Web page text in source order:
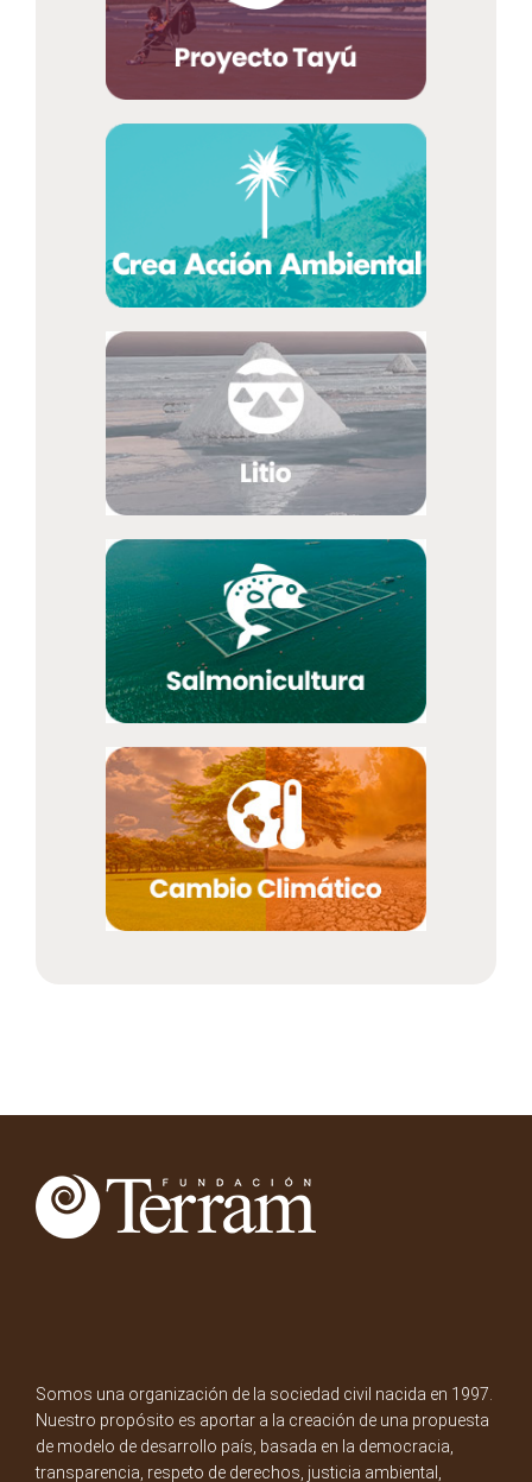
Somos una organización de la sociedad civil nacida en 1997.
Nuestro propósito es aportar a la creación de una propuesta
de modelo de desarrollo país, basada en la democracia,
transparencia, respeto de derechos, justicia ambiental,